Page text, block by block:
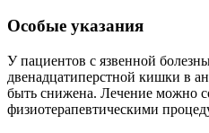
Особые указания
У пациентов с язвенной
двенадцатиперстной кишки в
быть снижена. Лечение можно
физиотерапевтическими